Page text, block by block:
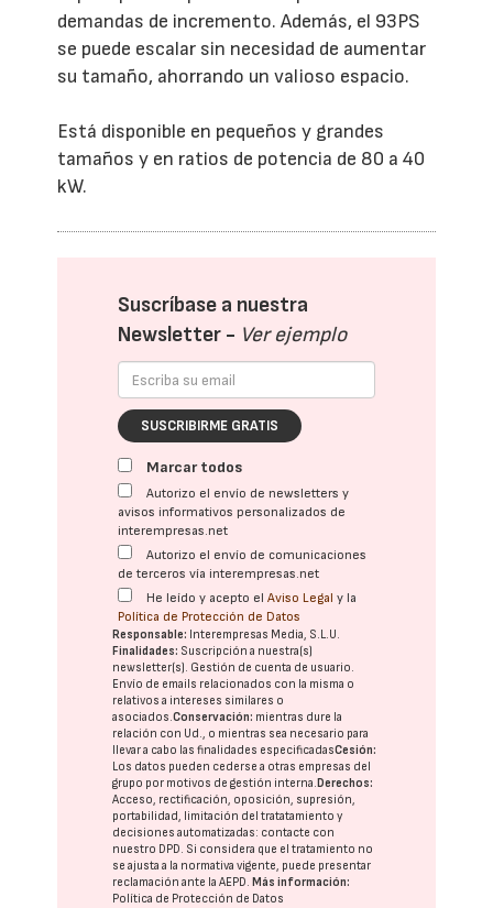
demandas de incremento. Además, el 93PS
se puede escalar sin necesidad de aumentar
su tamaño, ahorrando un valioso espacio.
Está disponible en pequeños y grandes
tamaños y en ratios de potencia de 80 a 40
kW.
Suscríbase a nuestra
Newsletter - Ver ejemplo
SUSCRIBIRME GRATIS
Marcar todos
Autorizo el envío de newsletters y
avisos informativos personalizados de
interempresas.net
Autorizo el envío de comunicaciones
de terceros vía interempresas.net
He leído y acepto elAviso Legal y la
Política de Protección de Datos
Responsable: Interempresas Media, S.L.U.
Finalidades: Suscripción a nuestra(s)
newsletter(s). Gestión de cuenta de usuario.
Envío de emails relacionados con la misma o
relativos a intereses similares o
asociados.Conservación: mientras dure la
relación con Ud., o mientras sea necesario para
llevar a cabo las finalidades especificadasCesión:
Los datos pueden cederse a otras empresas del
grupo por motivos de gestión interna. Derechos:
Acceso, rectificación, oposición, supresión,
portabilidad, limitación del tratatamiento y
decisiones automatizadas: contacte con
nuestro DPD. Si considera que el tratamiento no
se ajusta a la normativa vigente, puede presentar
reclamación ante laAEPD. Más información:
Política de Protección de Datos